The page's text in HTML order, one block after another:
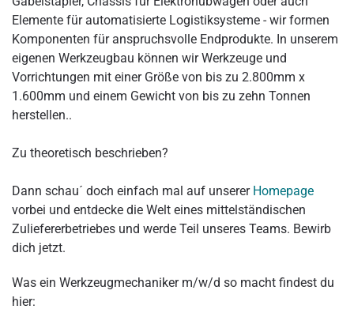
Elemente für automatisierte Logistiksysteme - wir formen
Komponenten für anspruchsvolle Endprodukte. In unserem
eigenen Werkzeugbau können wir Werkzeuge und
Vorrichtungen mit einer Größe von bis zu 2.800mm x
1.600mm und einem Gewicht von bis zu zehn Tonnen
herstellen..
Zu theoretisch beschrieben?
Dann schau´ doch einfach mal auf unserer Homepage
vorbei und entdecke die Welt eines mittelständischen
Zuliefererbetriebes und werde Teil unseres Teams. Bewirb
dich jetzt.
Was ein Werkzeugmechaniker m/w/d so macht findest du
hier: